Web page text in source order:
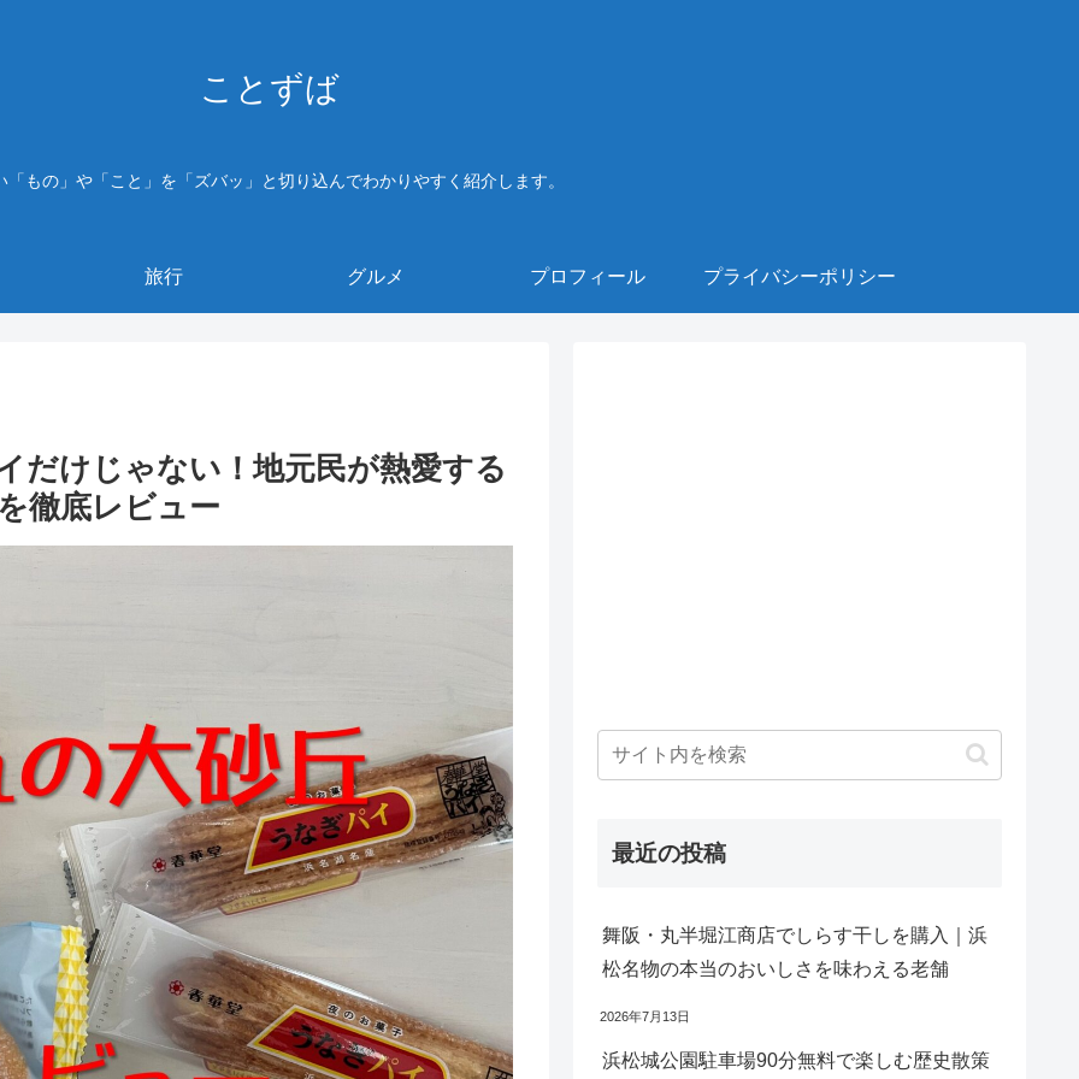
ことずば
「もの」や「こと」を「ズバッ」と切り込んでわかりやすく紹介します。
旅行 グルメ プロフィール プライバシーポリシー
だけじゃない！地元民が熱愛する
徹底レビュー
最近の投稿
舞阪・丸半堀江商店でしらす干しを購入｜浜
松名物の本当のおいしさを味わえる老舗
2026年7月13日
浜松城公園駐車場90分無料で楽しむ歴史散策